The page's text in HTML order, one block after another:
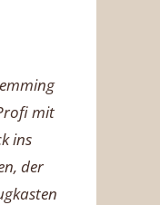
mit
ins
der